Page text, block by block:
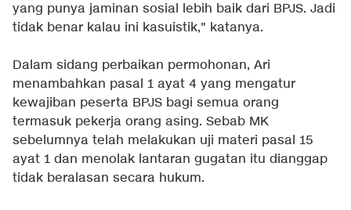
yang punya jaminan sosial lebih baik dari BPJS. Jadi
tidak benar kalau ini kasuistik," katanya.
Dalam sidang perbaikan permohonan, Ari
menambahkan pasal 1 ayat 4 yang mengatur
kewajiban peserta BPJS bagi semua orang
termasuk pekerja orang asing. Sebab MK
sebelumnya telah melakukan uji materi pasal 15
ayat 1 dan menolak lantaran gugatan itu dianggap
tidak beralasan secara hukum.